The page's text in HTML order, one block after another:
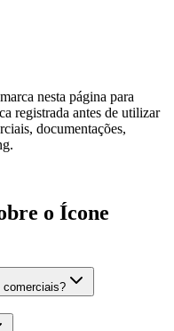
nesta página para
registrada antes de utilizar
documentações,
o Ícone
comerciais?